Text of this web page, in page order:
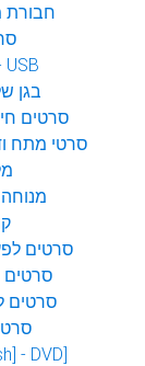
חבורת
USB
בגן
סרטים
סרטי מתח
סרטים
סרטים
סרטים
- DVD]